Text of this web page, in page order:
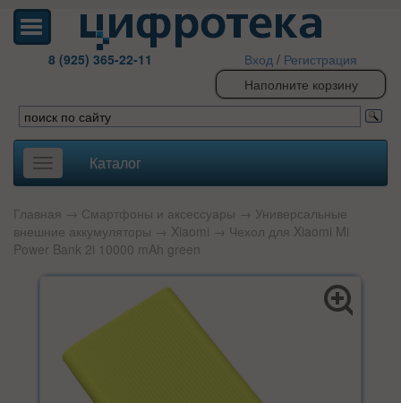
8 (925) 365-22-11 Вход / Регистрация
Наполните корзину
Toggle
navigation
Каталог
Главная → Смартфоны и аксессуары → Универсальные
внешние аккумуляторы → Xiaomi → Чехол для Xiaomi Mi
Power Bank 2i 10000 mAh green